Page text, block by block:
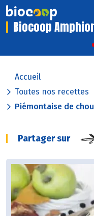
Biocoop
Accueil
Toutes nos recettes
Piémontaise de
Partager sur